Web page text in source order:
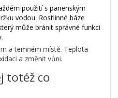
použití s panenským
vodou. Rostlinné báze
může bránit správné funkci
a temném místě. Teplota
a změnit vůni.
totéž co